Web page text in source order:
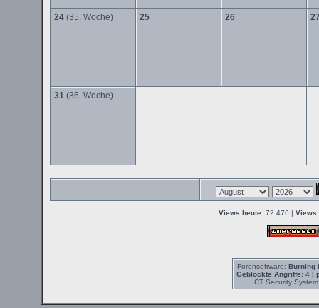
24(35. Woche) 25 26
31(36. Woche)
Views heute: 72.476 | Views
Forensoftware: Burning
Geblockte Angriffe: 4 |
CT Security